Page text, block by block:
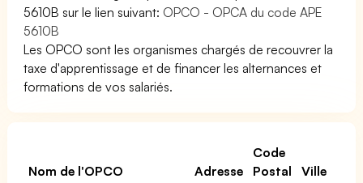
5610B sur le lien suivant: OPCO - OPCA du code APE
5610B
Les OPCO sont les organismes chargés de recouvrer la
taxe d'apprentissage et de financer les alternances et
formations de vos salariés.
Nom de l'OPCO Adresse
Code
Postal
Ville